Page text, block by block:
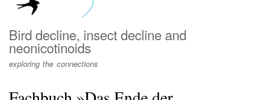
Bird decline, insect decline and
neonicotinoids
exploring the connections